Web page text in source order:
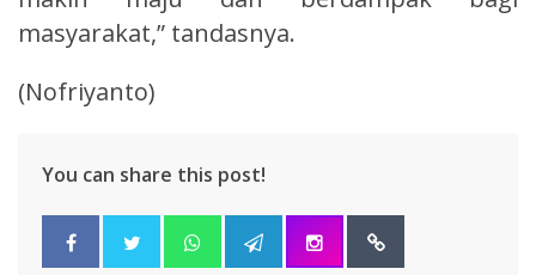
masyarakat,” tandasnya.
(Nofriyanto)
You can share this post!